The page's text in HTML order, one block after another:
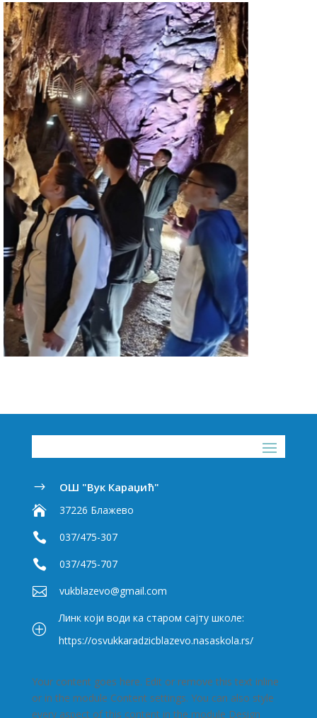
$
ОШ "Вук Караџић"

37226 Блажево
 037/475-307
 037/475-707
 vukblazevo@gmail.com
P
Линк који води ка старом сајту школе:
https://osvukkaradzicblazevo.nasaskola.rs/
Your content goes here. Edit or remove this text inline
or in the module Content settings. You can also style
every aspect of this content in the module Design